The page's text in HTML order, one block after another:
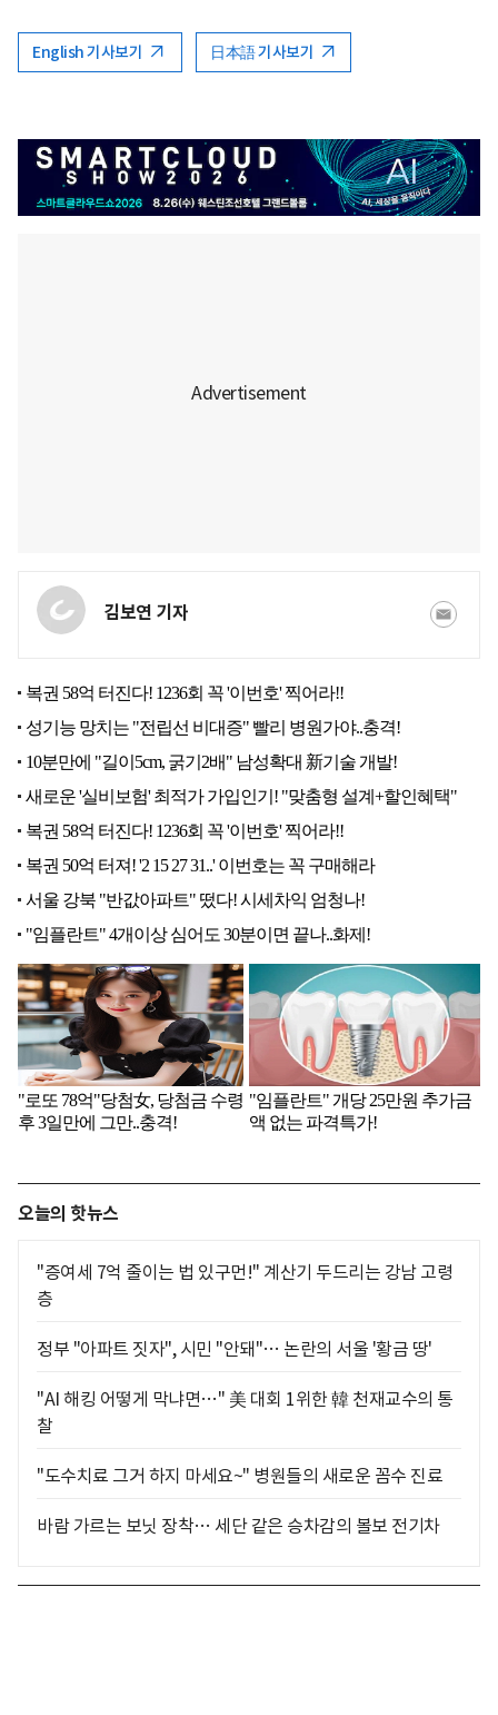
English 기사보기 日本語 기사보기
김보연 기자
오늘의 핫뉴스
"증여세 7억 줄이는 법 있구먼!" 계산기 두드리는 강남 고령
층
정부 "아파트 짓자", 시민 "안돼"… 논란의 서울 '황금 땅'
"AI 해킹 어떻게 막냐면…" 美 대회 1위한 韓 천재교수의 통
찰
"도수치료 그거 하지 마세요~" 병원들의 새로운 꼼수 진료
바람 가르는 보닛 장착… 세단 같은 승차감의 볼보 전기차